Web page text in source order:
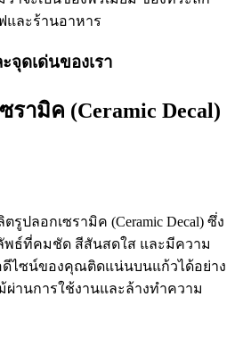
ด้วย
า
รามิค
และร้านอาหาร
จุดเด่นของเรา
รามิค (Ceramic Decal)
รูปลอกเซรามิค (Ceramic Decal) ซึ่ง
พธ์ที่คมชัด สีสันสดใส และมีความ
ไซน์ของคุณติดแน่นบนแก้วได้อย่าง
ผ่านการใช้งานและล้างทำความ